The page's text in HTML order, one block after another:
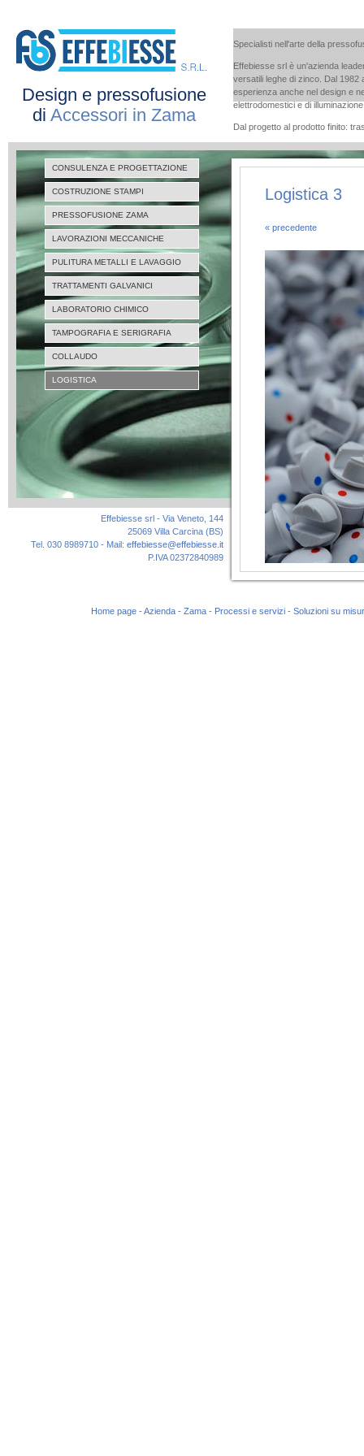
Design e pressofusione
di Accessori in Zama
Specialisti nell'arte della
Effebiesse srl è un'azienda
versatili leghe di zinco. Dal 1982
esperienza anche nel design e
elettrodomestici e di
Dal progetto al prodotto finito:
CONSULENZA E PROGETTAZIONE
COSTRUZIONE STAMPI
PRESSOFUSIONE ZAMA
LAVORAZIONI MECCANICHE
PULITURA METALLI E LAVAGGIO
TRATTAMENTI GALVANICI
LABORATORIO CHIMICO
TAMPOGRAFIA E SERIGRAFIA
COLLAUDO
LOGISTICA
Effebiesse srl - Via Veneto, 144
25069 Villa Carcina (BS)
Tel. 030 8989710 - Mail: effebiesse@effebiesse.it
P.IVA 02372840989
Logistica 3
« precedente
Home page - Azienda - Zama - Processi e servizi - Soluzioni su